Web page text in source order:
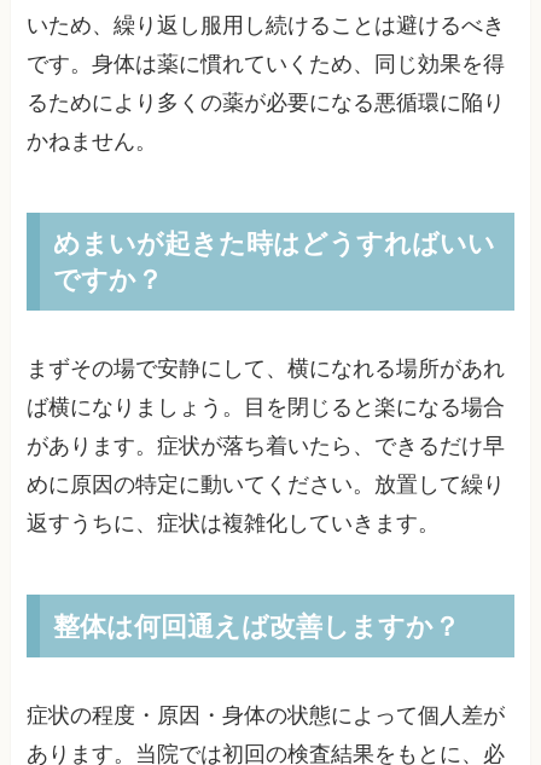
いため、繰り返し服用し続けることは避けるべき
です。身体は薬に慣れていくため、同じ効果を得
るためにより多くの薬が必要になる悪循環に陥り
かねません。
めまいが起きた時はどうすればいい
ですか？
まずその場で安静にして、横になれる場所があれ
ば横になりましょう。目を閉じると楽になる場合
があります。症状が落ち着いたら、できるだけ早
めに原因の特定に動いてください。放置して繰り
返すうちに、症状は複雑化していきます。
整体は何回通えば改善しますか？
症状の程度・原因・身体の状態によって個人差が
あります。当院では初回の検査結果をもとに、必